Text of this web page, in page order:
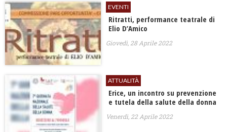
EVENTI
Ritratti, performance teatrale di
Elio D’Amico
Giovedì, 28 Aprile 2022
ATTUALITÀ
Erice, un incontro su prevenzione
e tutela della salute della donna
Venerdì, 22 Aprile 2022